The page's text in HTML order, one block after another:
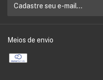
Meios de envio